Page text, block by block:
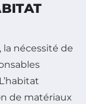
la nécessité de
de matériaux